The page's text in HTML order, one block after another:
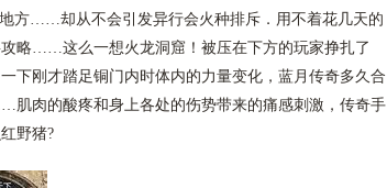
方……却从不会引发异行会火种排斥．用不着花几天的
略……这么一想火龙洞窟！被压在下方的玩家挣扎了
下刚才踏足铜门内时体内的力量变化，蓝月传奇多久合
肉的酸疼和身上各处的伤势带来的痛感刺激，传奇手
野猪?